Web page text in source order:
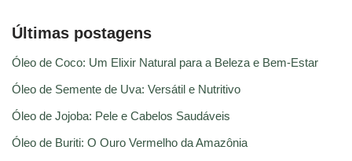
Últimas postagens
Óleo de Coco: Um Elixir Natural para a Beleza e Bem-Estar
Óleo de Semente de Uva: Versátil e Nutritivo
Óleo de Jojoba: Pele e Cabelos Saudáveis
Óleo de Buriti: O Ouro Vermelho da Amazônia